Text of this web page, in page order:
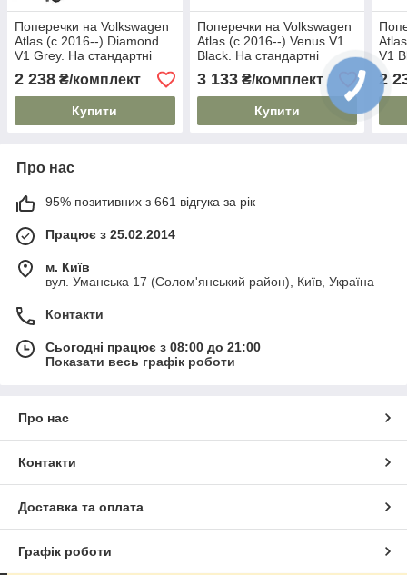
Поперечки на Volkswagen
Atlas (c 2016--) Diamond
V1 Grey. На стандартні
рейлінги. Без замка. Сірі
2 238 ₴/комплект
Купити
Поперечки на Volkswagen
Atlas (c 2016--) Venus V1
Black. На стандартні
рейлінги. Без замка. Чорні
3 133₴/комплект
Купити
V1
2
Про нас
95% позитивних з 661 відгука за рік
Працює з 25.02.2014
м. Київ
вул. Уманська 17 (Солом'янський район), Київ, Україна
Контакти
Сьогодні працює з 08:00 до 21:00
Показати весь графік роботи
Про нас
Контакти
Доставка та оплата
Графік роботи